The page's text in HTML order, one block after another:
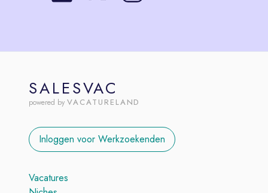
SALESVAC
powered by VACATURELAND
Inloggen voor Werkzoekenden
Vacatures